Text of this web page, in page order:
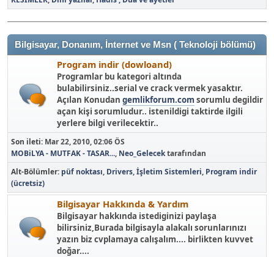
Bilgisayar, Donanım, İnternet ve Msn ( Teknoloji bölümü)
Program indir (dowloand)
Programlar bu kategori altında
bulabilirsiniz..serial ve crack vermek yasaktır.
Açılan Konudan gemlikforum.com sorumlu degildir
açan kişi sorumludur.. istenildigi taktirde ilgili
yerlere bilgi verilecektir..
Son ileti: Mar 22, 2010, 02:06 ÖS
MOBiLYA - MUTFAK - TASAR..., Neo_Gelecektarafından
Alt-Bölümler püf noktası Drivers İşletim Sistemleri Program indir
(ücretsiz)
Bilgisayar Hakkında & Yardım
Bilgisayar hakkında istediginizi paylaşa
bilirsiniz,Burada bilgisayla alakalı sorunlarınızı
yazın biz cvplamaya calışalım.... birlikten kuvvet
doğar....